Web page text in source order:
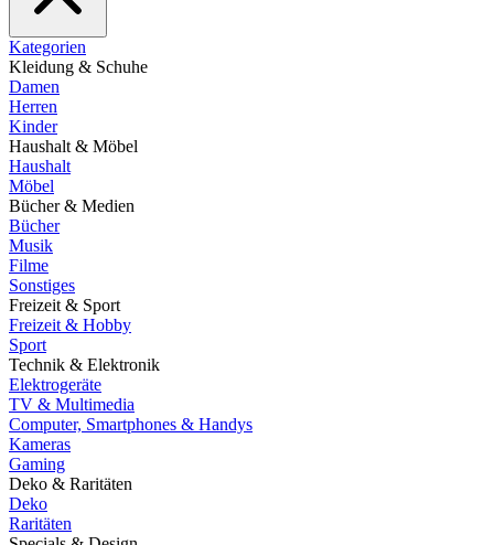
Kategorien
Kleidung & Schuhe
Damen
Herren
Kinder
Haushalt & Möbel
Haushalt
Möbel
Bücher & Medien
Bücher
Musik
Filme
Sonstiges
Freizeit & Sport
Freizeit & Hobby
Sport
Technik & Elektronik
Elektrogeräte
TV & Multimedia
Computer, Smartphones & Handys
Kameras
Gaming
Deko & Raritäten
Deko
Raritäten